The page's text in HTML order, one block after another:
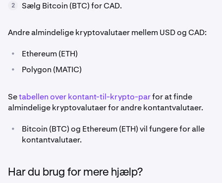
2 Sælg Bitcoin (BTC) for CAD.
Andre almindelige kryptovalutaer mellem USD og CAD:
• Ethereum (ETH)
• Polygon (MATIC)
Setabellen over kontant-til-krypto-parfor at finde
almindelige kryptovalutaer for andre kontantvalutaer.
•
Bitcoin (BTC) og Ethereum (ETH) vil fungere for alle
kontantvalutaer.
Har du brug for mere hjælp?